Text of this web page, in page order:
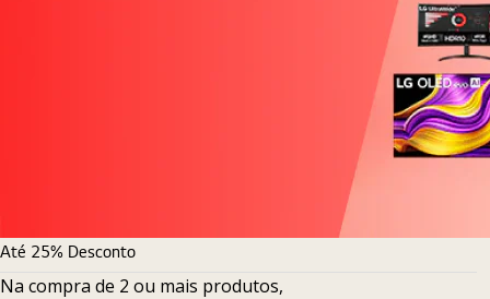
Até 25% Desconto
Na compra de 2 ou mais produtos,